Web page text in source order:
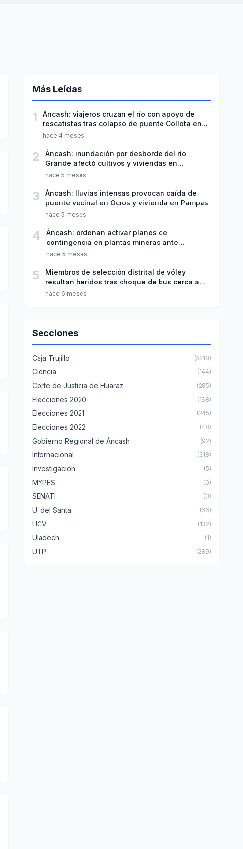
Más Leídas
1
Áncash: viajeros cruzan el río con apoyo de
rescatistas tras colapso de puente Collota en
Recuay
hace 4 meses
2
Áncash: inundación por desborde del río
Grande afectó cultivos y viviendas en
Pariacoto
hace 5 meses
3
Áncash: lluvias intensas provocan caída de
puente vecinal en Ocros y vivienda en Pampas
hace 5 meses
4
Áncash: ordenan activar planes de
contingencia en plantas mineras ante
emergencias
hace 5 meses
5
Miembros de selección distrital de vóley
resultan heridos tras choque de bus cerca a
Casma
hace 6 meses
Secciones
Caja Trujillo (5218)
Ciencia (144)
Corte de Justicia de Huaraz (285)
Elecciones 2020 (168)
Elecciones 2021 (245)
Elecciones 2022 (48)
Gobierno Regional de Áncash (92)
Internacional (318)
Investigación (5)
MYPES (0)
SENATI (3)
U. del Santa (66)
UCV (132)
Uladech (1)
UTP (289)